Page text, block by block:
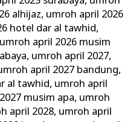
alhijaz, umroh april 2026
hotel dar al tawhid,
umroh april 2026 musim
, umroh april 2027,
april 2027 bandung,
al tawhid, umroh april
musim apa, umroh
april 2028, umroh april